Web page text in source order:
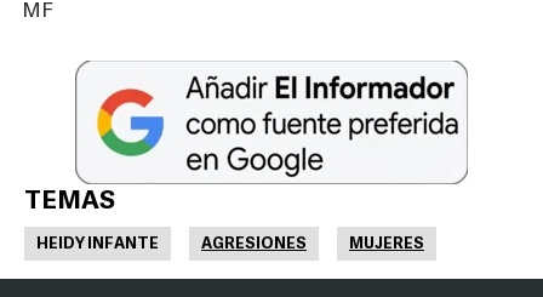
MF
TEMAS
HEIDY INFANTE AGRESIONES MUJERES